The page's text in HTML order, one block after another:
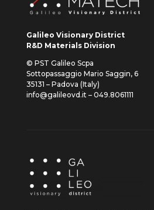
Galileo Visionary District
R&D Materials Division
© PST Galileo Scpa
Sottopassaggio Mario Saggin, 6
35131 – Padova (Italy)
info@galileovd.it – 049.8061111